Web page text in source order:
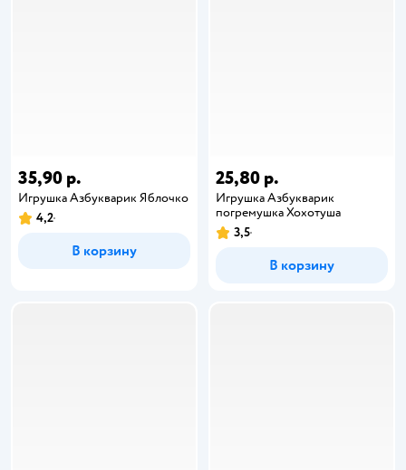
35,90 р.
Игрушка Азбукварик Яблочко
4,2
В корзину
25,80 р.
Игрушка Азбукварик
погремушка Хохотуша
3,5
В корзину